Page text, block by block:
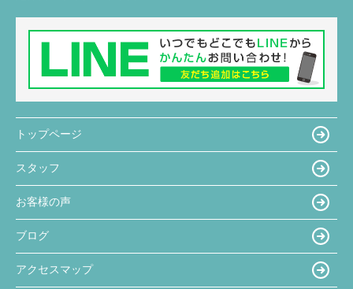
トップページ
スタッフ
お客様の声
ブログ
アクセスマップ